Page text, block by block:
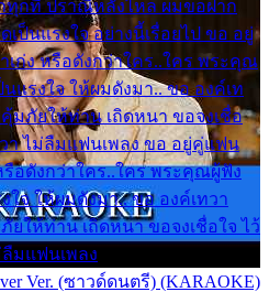
ทุกที่ ปราณีหลั่งไหล ผมขอฝาก
เป็นแรงใจ อย่างนี้เรื่อยไป ขอ อยู่
เก่ง หรือดังกว่าใคร..ใคร พระคุณ
แรงใจ ให้ผมดังมา.. ขอ องค์เท
มภัยให้ท่าน เถิดหนา ขอจงเชื่อ
า ไม่ลืมแฟนเพลง ขอ อยู่คู่แฟน
รือดังกว่าใคร..ใคร พระคุณผู้ฟัง
ใจ ให้ผมดังมา.. ขอ องค์เทวา
ให้ท่าน เถิดหนา ขอจงเชื่อใจ ไว้
มแฟนเพลง
Ver. (ซาวด์ดนตรี) (KARAOKE)